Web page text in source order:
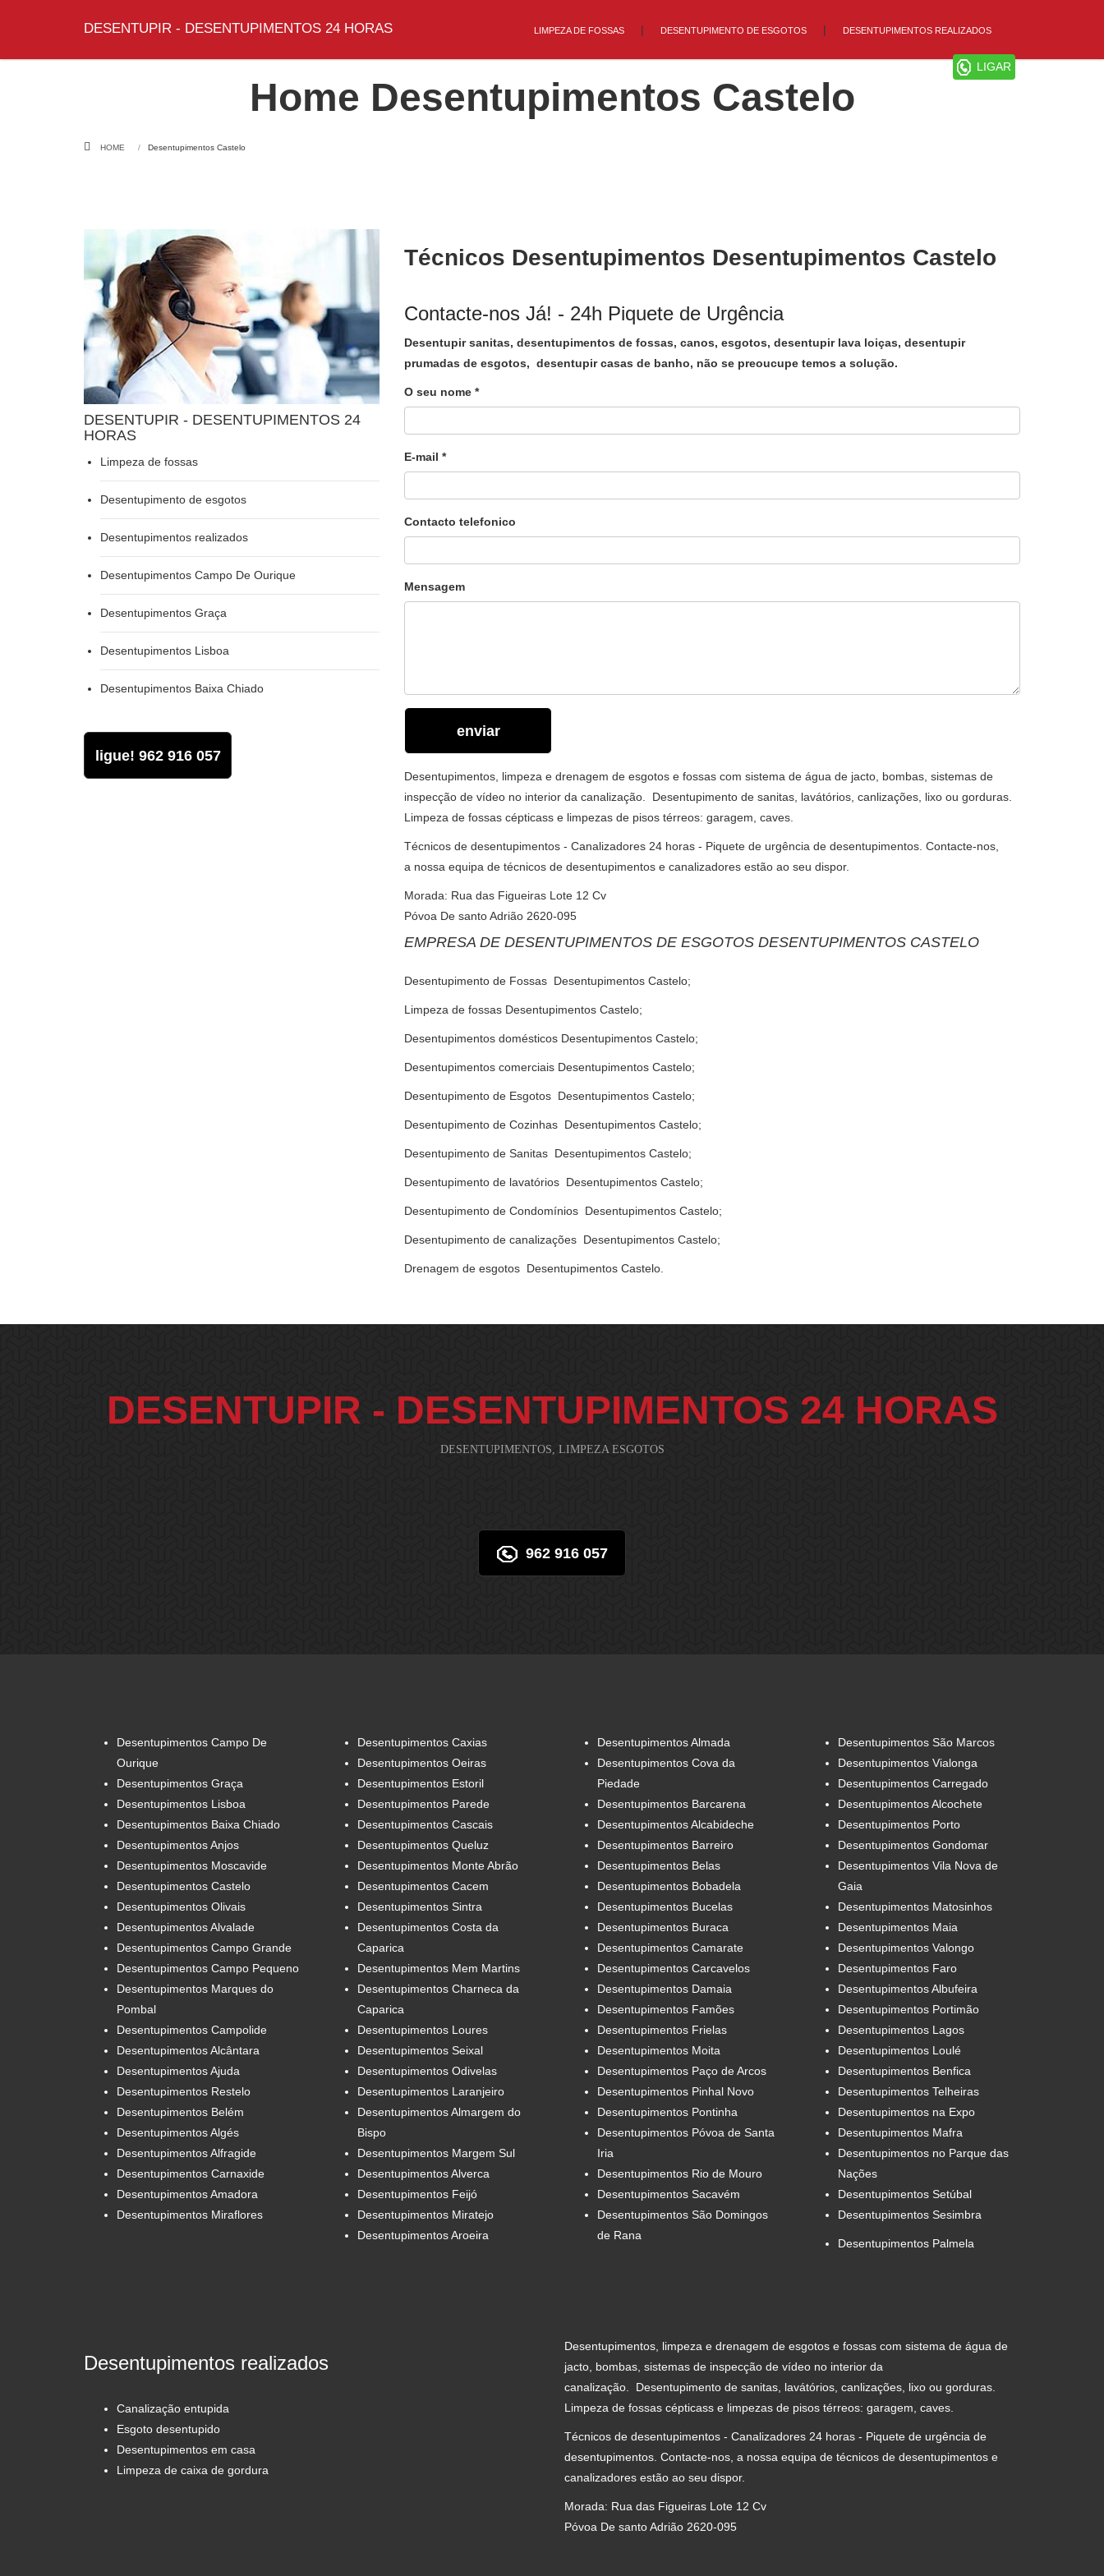
LIGAR
DESENTUPIR - DESENTUPIMENTOS 24 HORAS LIMPEZA DE FOSSAS DESENTUPIMENTO DE ESGOTOS DESENTUPIMENTOS REALIZADOS
Home Desentupimentos Castelo
HOME Desentupimentos Castelo
Técnicos Desentupimentos Desentupimentos Castelo
Contacte-nos Já! - 24h Piquete de Urgência
Desentupir sanitas, desentupimentos de fossas, canos, esgotos, desentupir lava loiças, desentupir
prumadas de esgotos, desentupir casas de banho, não se preoucupe temos a solução.
O seu nome *
E-mail *
Contacto telefonico
Mensagem
enviar
Desentupimentos, limpeza e drenagem de esgotos e fossas com sistema de água de jacto, bombas, sistemas de
inspecção de vídeo no interior da canalização. Desentupimento de sanitas, lavátórios, canlizações, lixo ou gorduras.
Limpeza de fossas cépticass e limpezas de pisos térreos: garagem, caves.
Técnicos de desentupimentos - Canalizadores 24 horas - Piquete de urgência de desentupimentos. Contacte-nos,
a nossa equipa de técnicos de desentupimentos e canalizadores estão ao seu dispor.
Morada: Rua das Figueiras Lote 12 Cv
Póvoa De santo Adrião 2620-095
EMPRESA DE DESENTUPIMENTOS DE ESGOTOS DESENTUPIMENTOS CASTELO
Desentupimento de Fossas Desentupimentos Castelo;
Limpeza de fossas Desentupimentos Castelo;
Desentupimentos domésticos Desentupimentos Castelo;
Desentupimentos comerciais Desentupimentos Castelo;
Desentupimento de Esgotos Desentupimentos Castelo;
Desentupimento de Cozinhas Desentupimentos Castelo;
Desentupimento de Sanitas Desentupimentos Castelo;
Desentupimento de lavatórios Desentupimentos Castelo;
Desentupimento de Condomínios Desentupimentos Castelo;
Desentupimento de canalizações Desentupimentos Castelo;
Drenagem de esgotos Desentupimentos Castelo.
DESENTUPIR - DESENTUPIMENTOS 24
HORAS
Limpeza de fossas
Desentupimento de esgotos
Desentupimentos realizados
Desentupimentos Campo De Ourique
Desentupimentos Graça
Desentupimentos Lisboa
Desentupimentos Baixa Chiado
ligue! 962 916 057
DESENTUPIR - DESENTUPIMENTOS 24 HORAS
DESENTUPIMENTOS, LIMPEZA ESGOTOS
962 916 057
Desentupimentos Campo De
Ourique
Desentupimentos Graça
Desentupimentos Lisboa
Desentupimentos Baixa Chiado
Desentupimentos Anjos
Desentupimentos Moscavide
Desentupimentos Castelo
Desentupimentos Olivais
Desentupimentos Alvalade
Desentupimentos Campo Grande
Desentupimentos Campo Pequeno
Desentupimentos Marques do
Pombal
Desentupimentos Campolide
Desentupimentos Alcântara
Desentupimentos Ajuda
Desentupimentos Restelo
Desentupimentos Belém
Desentupimentos Algés
Desentupimentos Alfragide
Desentupimentos Carnaxide
Desentupimentos Amadora
Desentupimentos Miraflores
Desentupimentos Caxias
Desentupimentos Oeiras
Desentupimentos Estoril
Desentupimentos Parede
Desentupimentos Cascais
Desentupimentos Queluz
Desentupimentos Monte Abrão
Desentupimentos Cacem
Desentupimentos Sintra
Desentupimentos Costa da
Caparica
Desentupimentos Mem Martins
Desentupimentos Charneca da
Caparica
Desentupimentos Loures
Desentupimentos Seixal
Desentupimentos Odivelas
Desentupimentos Laranjeiro
Desentupimentos Almargem do
Bispo
Desentupimentos Margem Sul
Desentupimentos Alverca
Desentupimentos Feijó
Desentupimentos Miratejo
Desentupimentos Aroeira
Desentupimentos Almada
Desentupimentos Cova da
Piedade
Desentupimentos Barcarena
Desentupimentos Alcabideche
Desentupimentos Barreiro
Desentupimentos Belas
Desentupimentos Bobadela
Desentupimentos Bucelas
Desentupimentos Buraca
Desentupimentos Camarate
Desentupimentos Carcavelos
Desentupimentos Damaia
Desentupimentos Famões
Desentupimentos Frielas
Desentupimentos Moita
Desentupimentos Paço de Arcos
Desentupimentos Pinhal Novo
Desentupimentos Pontinha
Desentupimentos Póvoa de Santa
Iria
Desentupimentos Rio de Mouro
Desentupimentos Sacavém
Desentupimentos São Domingos
de Rana
Desentupimentos São Marcos
Desentupimentos Vialonga
Desentupimentos Carregado
Desentupimentos Alcochete
Desentupimentos Porto
Desentupimentos Gondomar
Desentupimentos Vila Nova de
Gaia
Desentupimentos Matosinhos
Desentupimentos Maia
Desentupimentos Valongo
Desentupimentos Faro
Desentupimentos Albufeira
Desentupimentos Portimão
Desentupimentos Lagos
Desentupimentos Loulé
Desentupimentos Benfica
Desentupimentos Telheiras
Desentupimentos na Expo
Desentupimentos Mafra
Desentupimentos no Parque das
Nações
Desentupimentos Setúbal
Desentupimentos Sesimbra
Desentupimentos Palmela
Desentupimentos realizados
Canalização entupida
Esgoto desentupido
Desentupimentos em casa
Limpeza de caixa de gordura
Desentupimentos, limpeza e drenagem de esgotos e fossas com sistema de água de
jacto, bombas, sistemas de inspecção de vídeo no interior da
canalização. Desentupimento de sanitas, lavátórios, canlizações, lixo ou gorduras.
Limpeza de fossas cépticass e limpezas de pisos térreos: garagem, caves.
Técnicos de desentupimentos - Canalizadores 24 horas - Piquete de urgência de
desentupimentos. Contacte-nos, a nossa equipa de técnicos de desentupimentos e
canalizadores estão ao seu dispor.
Morada: Rua das Figueiras Lote 12 Cv
Póvoa De santo Adrião 2620-095